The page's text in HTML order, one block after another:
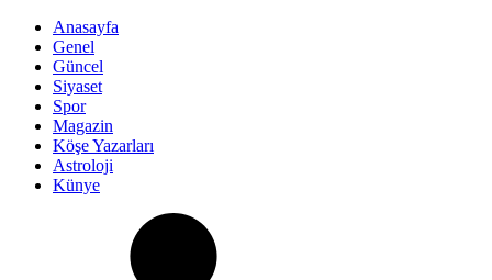
Anasayfa
Genel
Güncel
Siyaset
Spor
Magazin
Köşe Yazarları
Astroloji
Künye